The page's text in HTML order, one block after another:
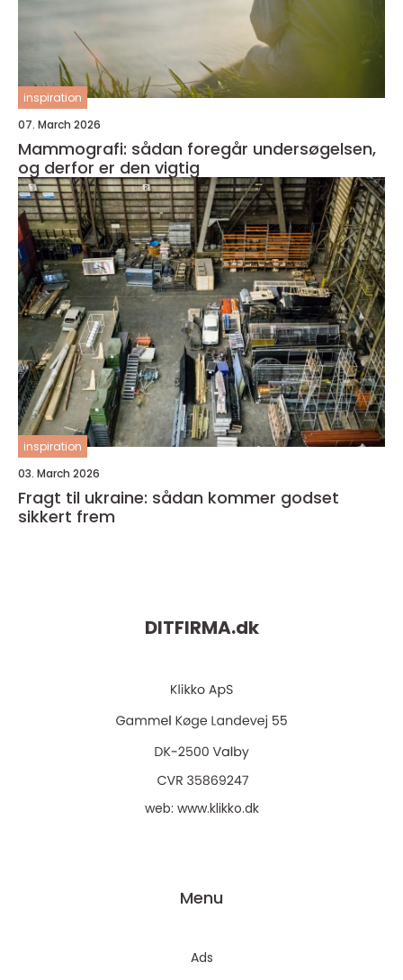
inspiration
07. March 2026
Mammografi: sådan foregår undersøgelsen,
og derfor er den vigtig
inspiration
03. March 2026
Fragt til ukraine: sådan kommer godset
sikkert frem
DITFIRMA.dk
web: www.klikko.dk
Menu
Ads